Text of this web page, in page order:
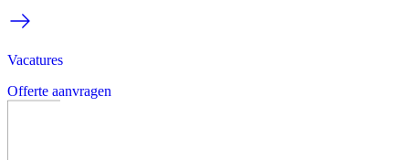
Vacatures
Offerte aanvragen